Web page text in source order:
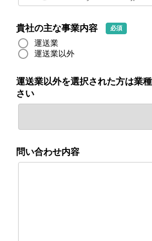
貴社の主な事業内容 必須
運送業
運送業以外
運送業以外を選択された方は業
さい
問い合わせ内容